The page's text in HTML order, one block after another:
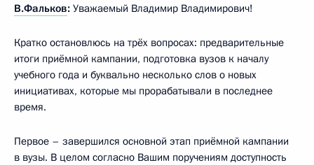
В.Фальков: Уважаемый Владимир Владимирович!
Кратко остановлюсь на трёх вопросах: предварительные
итоги приёмной кампании, подготовка вузов к началу
учебного года и буквально несколько слов о новых
инициативах, которые мы прорабатывали в последнее
время.
Первое – завершился основной этап приёмной кампании
в вузы. В целом согласно Вашим поручениям доступность